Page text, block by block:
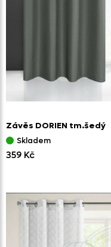
Závěs DORIEN tm.šedý
Skladem
359 Kč